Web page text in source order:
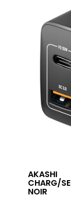
AKASHI
CHARG/
NOIR